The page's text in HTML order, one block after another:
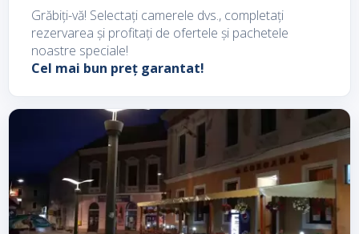
Grăbiți-vă! Selectați camerele dvs., completați
rezervarea și profitați de ofertele și pachetele
noastre speciale!
Cel mai bun preț garantat!